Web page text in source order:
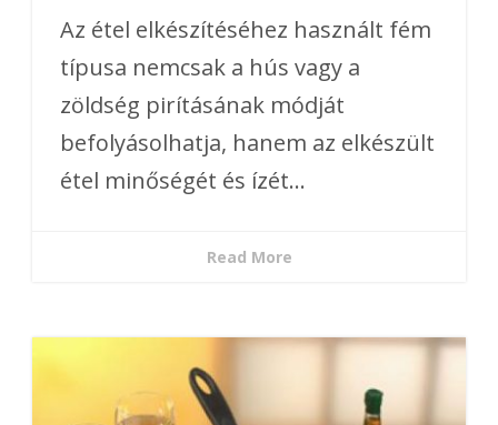
Az étel elkészítéséhez használt fém
típusa nemcsak a hús vagy a
zöldség pirításának módját
befolyásolhatja, hanem az elkészült
étel minőségét és ízét...
Read More